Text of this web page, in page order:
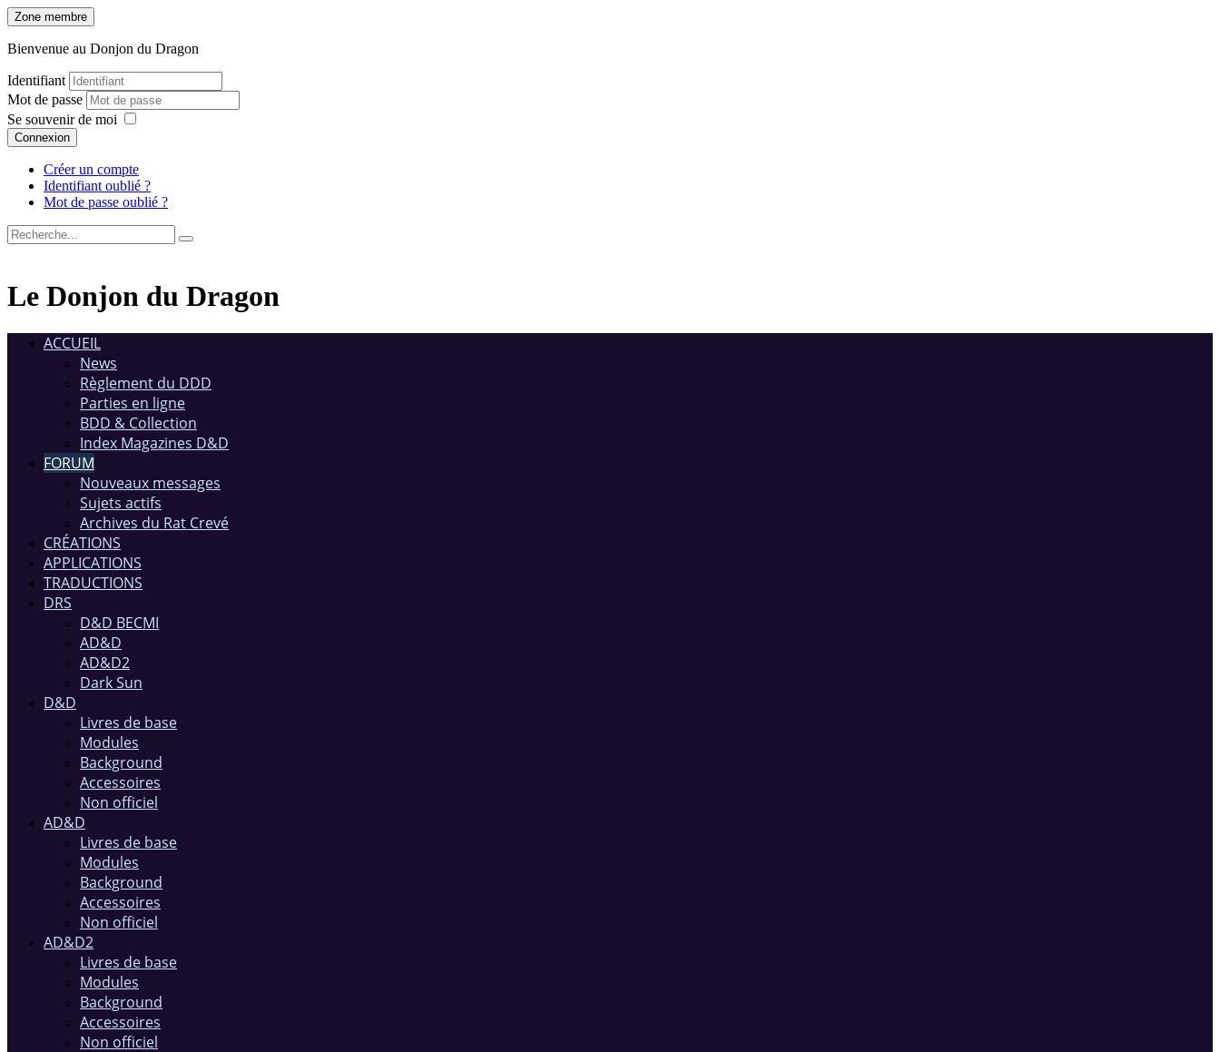
Zone membre
Bienvenue au Donjon du Dragon
Identifiant
Mot de passe
Se souvenir de moi
Connexion
Créer un compte
Identifiant oublié ?
Mot de passe oublié ?
Le Donjon du Dragon
ACCUEIL
News
Règlement du DDD
Parties en ligne
BDD & Collection
Index Magazines D&D
FORUM
Nouveaux messages
Sujets actifs
Archives du Rat Crevé
CRÉATIONS
APPLICATIONS
TRADUCTIONS
DRS
D&D BECMI
AD&D
AD&D2
Dark Sun
D&D
Livres de base
Modules
Background
Accessoires
Non officiel
AD&D
Livres de base
Modules
Background
Accessoires
Non officiel
AD&D2
Livres de base
Modules
Background
Accessoires
Non officiel